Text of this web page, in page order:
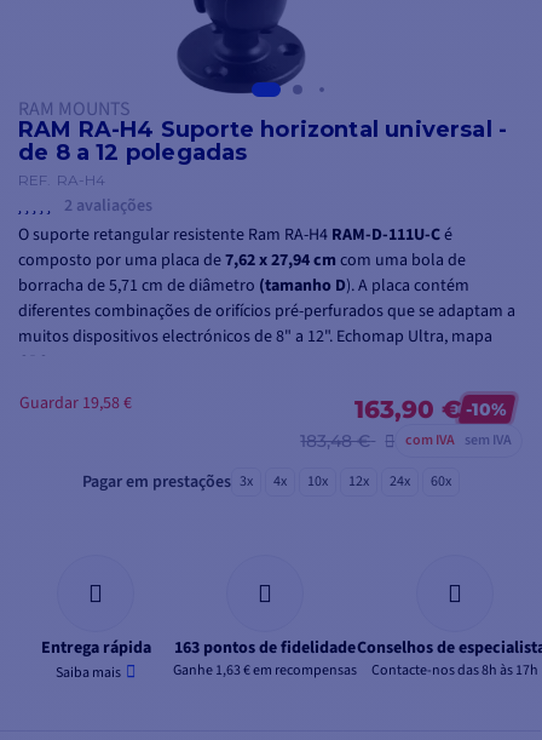
RAM MOUNTS
RAM RA-H4 Suporte horizontal universal -
de 8 a 12 polegadas
REF. RA-H4
2 avaliações
O suporte retangular resistente Ram RA-H4 RAM-D-111U-Cé
composto por uma placa de7,62 x 27,94 cm com uma bola de
borracha de 5,71 cm de diâmetro (tamanho D). A placa contém
diferentes combinações de orifícios pré-perfurados que se adaptam a
muitos dispositivos electrónicos de 8" a 12". Echomap Ultra, mapa
GPS, etc...
Consiste num braço curto em forma de bola D e numa base redonda
163,90 € -10%
183,48 €
com IVA sem IVA
Guardar 19,58 €
Pagar em prestações 3x 4x 10x 12x 24x 60x
Entrega rápida
Saiba mais
163 pontos de fidelidade
Ganhe 1,63 € em recompensas
Conselhos de
Contacte-nos das 8h às 17h